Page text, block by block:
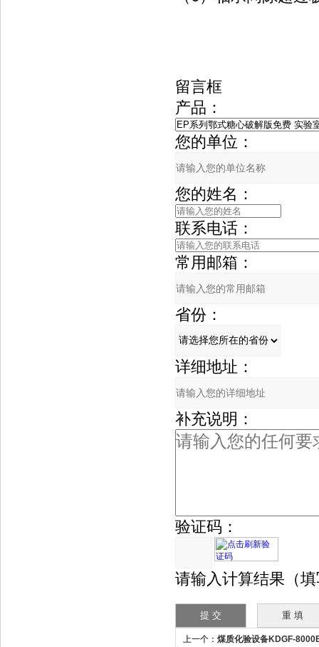
留言框
产品：
您的单位：
您的姓名：
联系电话：
常用邮箱：
省份：
详细地址：
补充说明：
验证码：
请输入计算结果（
上一个： 煤质化验设备KDGF-